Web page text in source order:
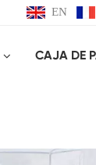
EN
CAJA DE